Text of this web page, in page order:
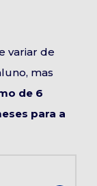
variar de
mas
de 6
para a